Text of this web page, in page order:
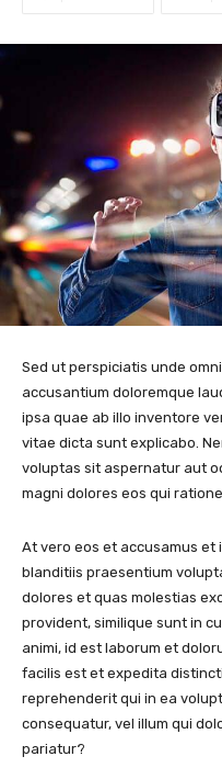
Sed ut perspiciatis unde
accusantium doloremque
ipsa quae ab illo inventore
vitae dicta sunt explicabo.
voluptas sit aspernatur aut
magni dolores eos qui
At vero eos et accusamus et
blanditiis praesentium
dolores et quas molestias
provident, similique sunt in
animi, id est laborum et
facilis est et expedita
reprehenderit qui in ea
consequatur, vel illum qui
pariatur?